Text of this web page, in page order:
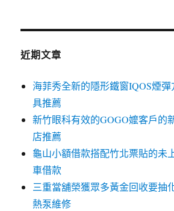
近期文章
海菲秀全新的隱形鐵窗IQOS煙
具推薦
新竹眼科有效的GOGO嬤客戶的
店推薦
龜山小額借款搭配竹北票貼的未
車借款
三重當舖榮獲眾多黃金回收要抽
熱泵維修